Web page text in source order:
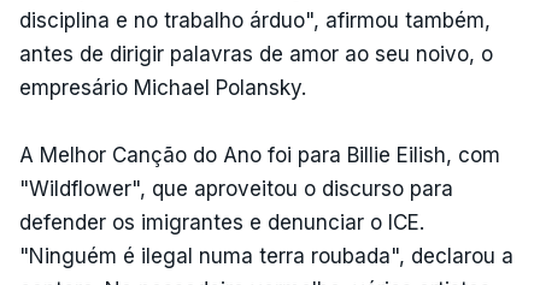
disciplina e no trabalho árduo", afirmou também,
antes de dirigir palavras de amor ao seu noivo, o
empresário Michael Polansky.
A Melhor Canção do Ano foi para Billie Eilish, com
"Wildflower", que aproveitou o discurso para
defender os imigrantes e denunciar o ICE.
"Ninguém é ilegal numa terra roubada", declarou a